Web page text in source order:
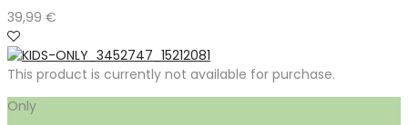
39,99 €
This product is currently not available for purchase.
Only